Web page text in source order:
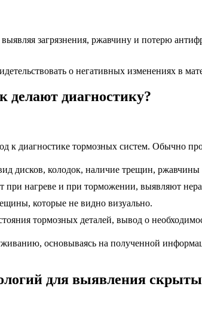
загрязнения, ржавчину и потерю
о негативных изменениях в
делают диагностику?
диагностике тормозных систем. Обычно
дисков, колодок, наличие трещин, ржавчины
нагреве и при торможении, выявляют
которые не видно визуально.
тормозных деталей, вывод о
основываясь на полученной
для выявления